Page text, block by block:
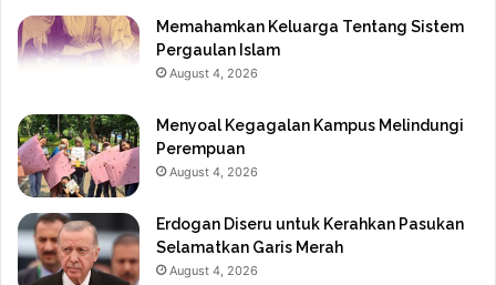
Memahamkan Keluarga Tentang Sistem
Pergaulan Islam
August 4, 2026
Menyoal Kegagalan Kampus Melindungi
Perempuan
August 4, 2026
Erdogan Diseru untuk Kerahkan Pasukan
Selamatkan Garis Merah
August 4, 2026